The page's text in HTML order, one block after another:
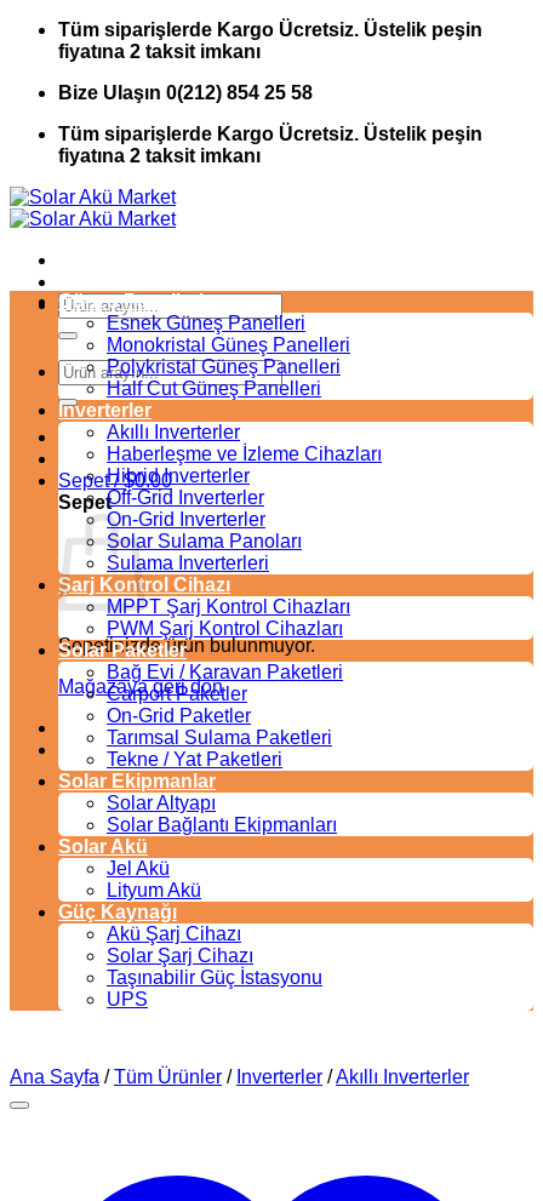
İçeriğeTüm siparişlerde Kargo Ücretsiz. Üstelik peşin
fiyatına 2 taksit imkanı
Bize Ulaşın 0(212) 854 25 58
Tüm siparişlerde Kargo Ücretsiz. Üstelik peşin
fiyatına 2 taksit imkanı
Ara:
Ara:
Sepet /$0.00
Sepet
Sepetinizde ürün bulunmuyor.
Mağazaya geri dön
Güneş Panelleri
Esnek Güneş Panelleri
Monokristal Güneş Panelleri
Polykristal Güneş Panelleri
Half Cut Güneş Panelleri
Inverterler
Akıllı Inverterler
Haberleşme ve İzleme Cihazları
Hibrid Inverterler
Off-Grid Inverterler
On-Grid Inverterler
Solar Sulama Panoları
Sulama Inverterleri
Şarj Kontrol Cihazı
MPPT Şarj Kontrol Cihazları
PWM Şarj Kontrol Cihazları
Solar Paketler
Bağ Evi / Karavan Paketleri
Carport Paketler
On-Grid Paketler
Tarımsal Sulama Paketleri
Tekne / Yat Paketleri
Solar Ekipmanlar
Solar Altyapı
Solar Bağlantı Ekipmanları
Solar Akü
Jel Akü
Lityum Akü
Güç Kaynağı
Akü Şarj Cihazı
Solar Şarj Cihazı
Taşınabilir Güç İstasyonu
UPS
Ana Sayfa / Tüm Ürünler / Inverterler /Akıllı Inverterler